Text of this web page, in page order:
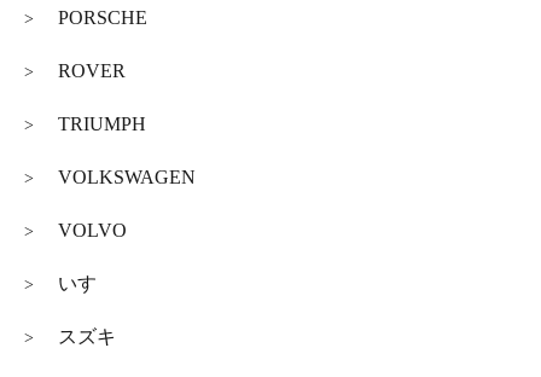
> PORSCHE
> ROVER
> TRIUMPH
> VOLKSWAGEN
> VOLVO
> いすゞ
> スズキ